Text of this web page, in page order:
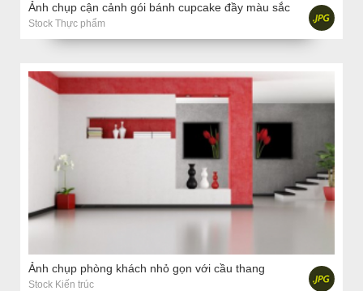
Ảnh chụp cận cảnh gói bánh cupcake đầy màu sắc
Stock Thực phẩm
Ảnh chụp phòng khách nhỏ gọn với cầu thang
Stock Kiến trúc